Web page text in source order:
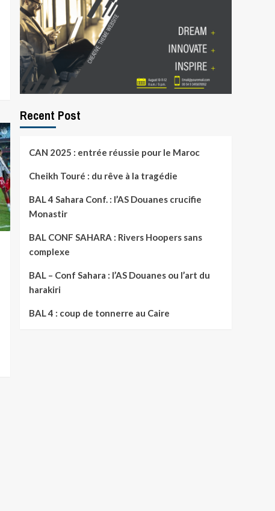
Recent Post
CAN 2025 : entrée réussie pour le Maroc
Cheikh Touré : du rêve à la tragédie
BAL 4 Sahara Conf. : l’AS Douanes crucifie
Monastir
BAL CONF SAHARA : Rivers Hoopers sans
complexe
BAL – Conf Sahara : l’AS Douanes ou l’art du
harakiri
BAL 4 : coup de tonnerre au Caire